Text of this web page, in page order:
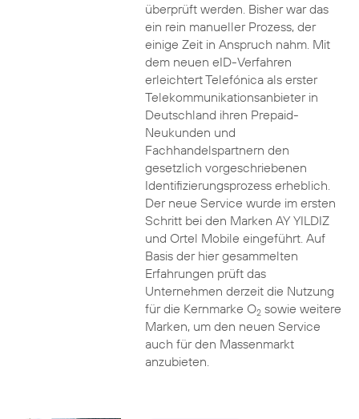
überprüft werden. Bisher war das
ein rein manueller Prozess, der
einige Zeit in Anspruch nahm. Mit
dem neuen eID-Verfahren
erleichtert Telefónica als erster
Telekommunikationsanbieter in
Deutschland ihren Prepaid-
Neukunden und
Fachhandelspartnern den
gesetzlich vorgeschriebenen
Identifizierungsprozess erheblich.
Der neue Service wurde im ersten
Schritt bei den Marken AY YILDIZ
und Ortel Mobile eingeführt. Auf
Basis der hier gesammelten
Erfahrungen prüft das
Unternehmen derzeit die Nutzung
für die Kernmarke O2sowie weitere
Marken, um den neuen Service
auch für den Massenmarkt
anzubieten.